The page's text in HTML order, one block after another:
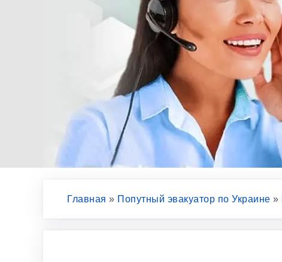
Главная » Попутный эвакуатор по Украине »